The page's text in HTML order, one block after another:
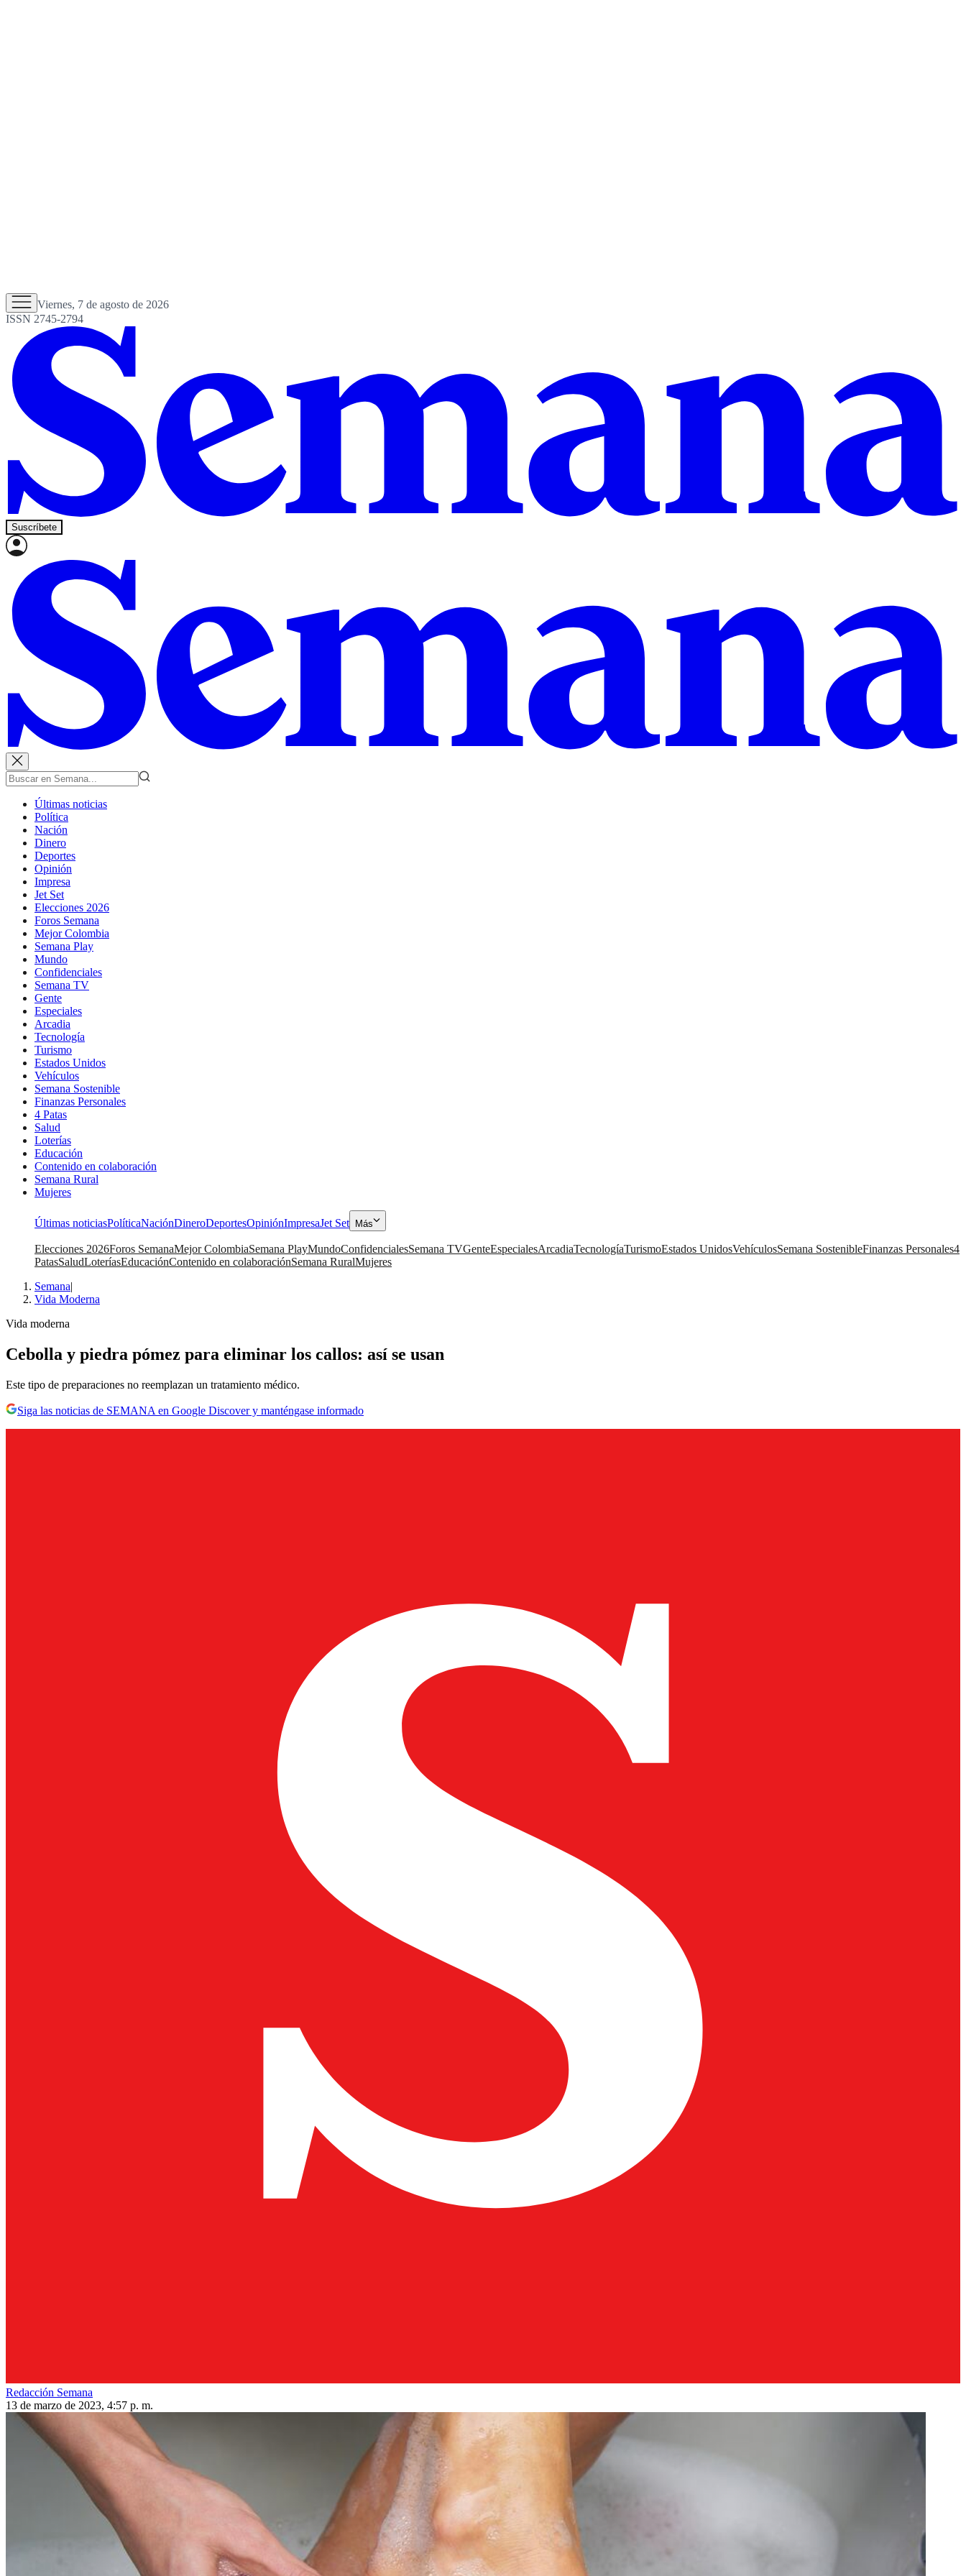
Viernes, 7 de agosto de 2026
ISSN 2745-2794
Suscríbete
Últimas noticias
Política
Nación
Dinero
Deportes
Opinión
Impresa
Jet Set
Elecciones 2026
Foros Semana
Mejor Colombia
Semana Play
Mundo
Confidenciales
Semana TV
Gente
Especiales
Arcadia
Tecnología
Turismo
Estados Unidos
Vehículos
Semana Sostenible
Finanzas Personales
4 Patas
Salud
Loterías
Educación
Contenido en colaboración
Semana Rural
Mujeres
Últimas noticiasPolíticaNaciónDineroDeportesOpiniónImpresaJet Set Más
Elecciones 2026Foros SemanaMejor ColombiaSemana PlayMundoConfidencialesSemana TVGenteEspecialesArcadiaTecnologíaTurismoEstados UnidosVehículosSemana SostenibleFinanzas Personales4
PatasSaludLoteríasEducaciónContenido en colaboraciónSemana RuralMujeres
Semana|
Vida Moderna
Vida moderna
Cebolla y piedra pómez para eliminar los callos: así se usan
Este tipo de preparaciones no reemplazan un tratamiento médico.
Siga las noticias de SEMANA en Google Discover y manténgase informado
Redacción Semana
13 de marzo de 2023, 4:57 p. m.